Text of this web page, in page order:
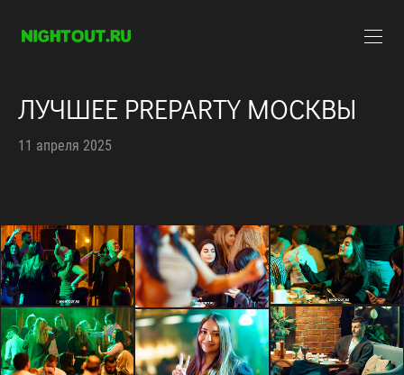
ЛУЧШЕЕ PREPARTY МОСКВЫ
11 апреля 2025